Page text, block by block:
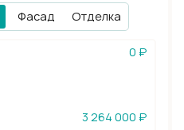
Фасад Отделка
0 ₽
3 264 000 ₽